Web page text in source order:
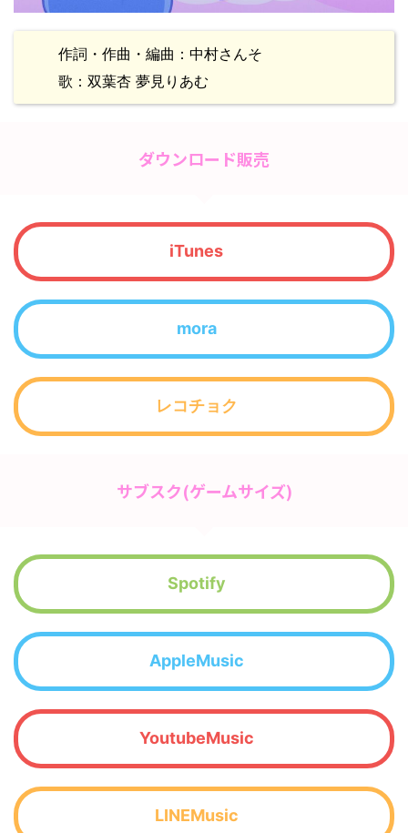
作詞・作曲・編曲：中村さんそ
歌：双葉杏 夢見りあむ
ダウンロード販売
iTunes
mora
レコチョク
サブスク(ゲームサイズ)
Spotify
AppleMusic
YoutubeMusic
LINEMusic